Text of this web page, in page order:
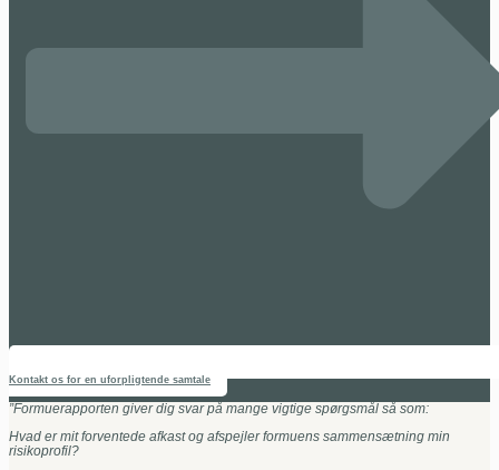
Kontakt os for en uforpligtende samtale
”Formuerapporten giver dig svar på mange vigtige spørgsmål så som:
Hvad er mit forventede afkast og afspejler formuens sammensætning min
risikoprofil?